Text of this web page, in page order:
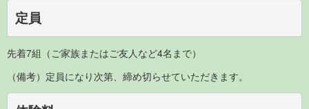
定員
先着7組（ご家族またはご友人など4名まで）
（備考）定員になり次第、締め切らせていただきます。